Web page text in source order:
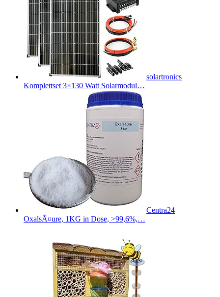
solartronics
Komplettset 3×130 Watt Solarmodul…
Centra24
OxalsÃ¤ure, 1KG in Dose, >99,6%,…